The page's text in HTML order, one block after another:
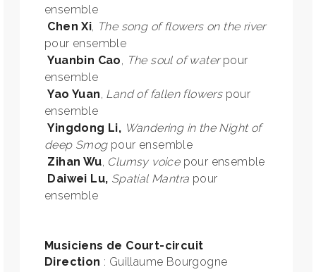
ensemble
Chen Xi, The song of flowers on the river
pour ensemble
Yuanbin Cao, The soul of waterpour
ensemble
Yao Yuan, Land of fallen flowerspour
ensemble
Yingdong Li, Wandering in the Night of
deep Smogpour ensemble
Zihan Wu, Clumsy voicepour ensemble
Daiwei Lu, Spatial Mantra pour
ensemble
Musiciens de Court-circuit
Direction : Guillaume Bourgogne